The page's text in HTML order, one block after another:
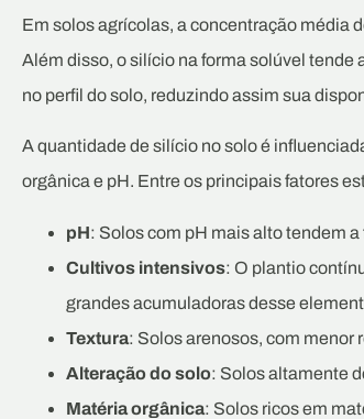
Em solos agrícolas, a concentração média
Além disso, o silício na forma solúvel tende
no perfil do solo, reduzindo assim sua
A quantidade de silício no solo é
orgânica e pH. Entre os principais fatores
pH: Solos com pH mais alto tendem
Cultivos intensivos: O plantio
grandes acumuladoras desse
Textura: Solos arenosos, com menor
Alteração do solo: Solos altamente
Matéria orgânica: Solos ricos em